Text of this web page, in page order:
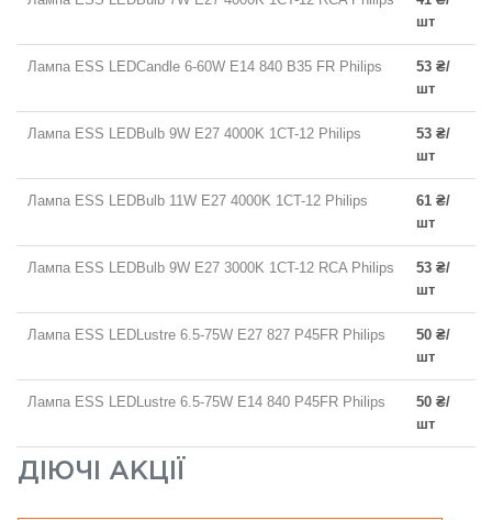
шт
Лампа ESS LEDCandle 6-60W E14 840 B35 FR Philips
53 ₴/
шт
Лампа ESS LEDBulb 9W E27 4000K 1CT-12 Philips
53 ₴/
шт
Лампа ESS LEDBulb 11W E27 4000K 1CT-12 Philips
61 ₴/
шт
Лампа ESS LEDBulb 9W E27 3000K 1CT-12 RCA Philips
53 ₴/
шт
Лампа ESS LEDLustre 6.5-75W E27 827 P45FR Philips
50 ₴/
шт
Лампа ESS LEDLustre 6.5-75W E14 840 P45FR Philips
50 ₴/
шт
ДІЮЧІ АКЦІЇ